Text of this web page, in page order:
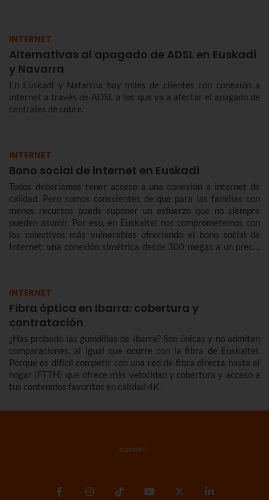
INTERNET
Alternativas al apagado de ADSL en Euskadi
y Navarra
En Euskadi y Nafarroa hay miles de clientes con conexión a
internet a través de ADSL a los que va a afectar el apagado de
centrales de cobre.
INTERNET
Bono social de internet en Euskadi
Todos deberíamos tener acceso a una conexión a internet de
calidad. Pero somos conscientes de que para las familias con
menos recursos puede suponer un esfuerzo que no siempre
pueden asumir. Por eso, en Euskaltel nos comprometemos con
los colectivos más vulnerables ofreciendo el bono social de
Internet: una conexión simétrica desde 300 megas a un precio
INTERNET
Fibra óptica en Ibarra: cobertura y
contratación
¿Has probado las guindillas de Ibarra? Son únicas y no admiten
comparaciones, al igual que ocurre con la fibra de Euskaltel.
Porque es difícil competir con una red de fibra directa hasta el
hogar (FTTH) que ofrece más velocidad y cobertura y acceso a
tus contenidos favoritos en calidad 4K.